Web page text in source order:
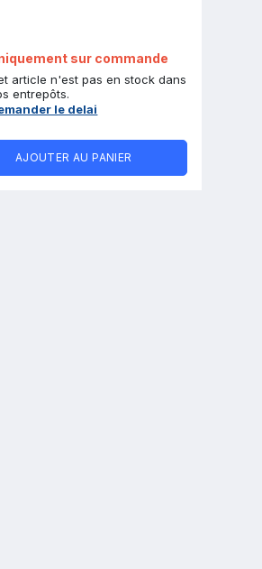
sur commande
article n'est pas en stock dans
entrepôts.
le delai
AJOUTER AU PANIER